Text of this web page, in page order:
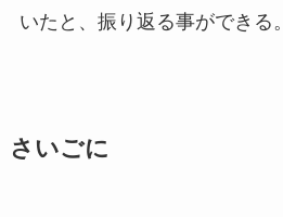
いたと、振り返る事ができる。
さいごに